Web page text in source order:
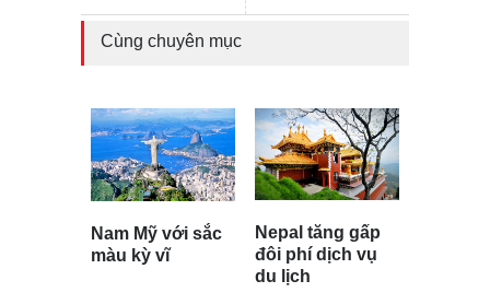
Cùng chuyên mục
Nam Mỹ với sắc
màu kỳ vĩ
Nepal tăng gấp
đôi phí dịch vụ
du lịch